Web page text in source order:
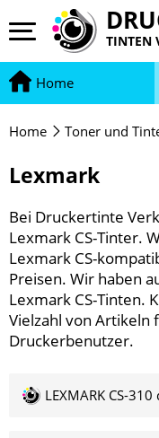
TINTEN
Home
Home Toner und
Lexmark
Bei Druckertinte
Lexmark CS-Tinter.
Lexmark CS-
Preisen. Wir haben
Lexmark CS-Tinten.
Vielzahl von Artikeln
Druckerbenutzer.
LEXMARK CS-310